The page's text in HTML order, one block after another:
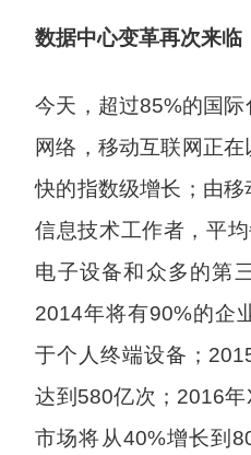
数据中心变革再次来临
今天，超过85%的国
网络，移动互联网正
快的指数级增长；由
信息技术工作者，平
电子设备和众多的第
2014年将有90%的企
于个人终端设备；
达到580亿次；2016
市场将从40%增长到